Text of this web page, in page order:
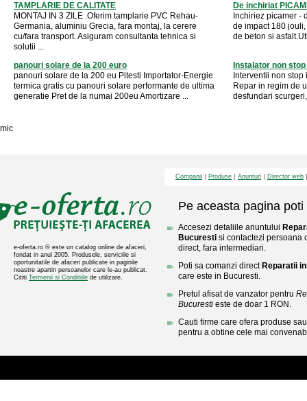
TAMPLARIE DE CALITATE
MONTAJ IN 3 ZILE .Oferim tamplarie PVC Rehau-
Germania, aluminiu Grecia, fara montaj, la cerere
cu/fara transport. Asiguram consultanta tehnica si
solutii ...
De inchiriat
Inchiriez picamer -
de impact 180
de beton si
panouri solare de la 200 euro
panouri solare de la 200 eu Pitesti Importator-Energie
termica gratis cu panouri solare performante de ultima
generatie Pret de la numai 200eu Amortizare ...
Instalator non
Interventii non
Repar in regim de
desfundari
mic
e-oferta.ro ® este un catalog online de afaceri,
fondat in anul 2005. Produsele, serviciile si
oportunitatile de afaceri publicate in paginile
noastre apartin persoanelor care le-au publicat.
Cititi Termenii si Conditiile de utilizare.
Companii Produse Anunturi Director web
Pe aceasta pagina poti
Accesezi detaliile anuntului
Bucuresti si contactezi persoana
direct, fara intermediari.
Poti sa comanzi direct Reparatii
care este in Bucuresti.
Pretul afisat de vanzator pentru
Bucuresti este de doar 1 RON.
Cauti firme care ofera produse
pentru a obtine cele mai